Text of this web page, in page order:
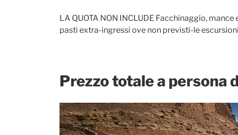
LA QUOTA NON INCLUDE Facchinaggio,
pasti extra-ingressi ove non previsti-le
Prezzo totale a persona